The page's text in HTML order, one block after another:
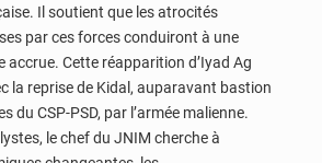
Il soutient que les atrocités
par ces forces conduiront à une
accrue. Cette réapparition d’Iyad Ag
la reprise de Kidal, auparavant bastion
du CSP-PSD, par l’armée malienne.
le chef du JNIM cherche à